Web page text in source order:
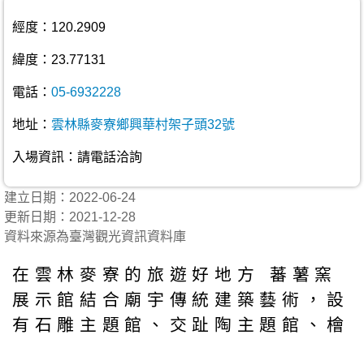
經度：120.2909
緯度：23.77131
電話： 05-6932228
地址： 雲林縣麥寮鄉興華村架子頭32號
入場資訊：請電話洽詢
建立日期：2022-06-24
更新日期：2021-12-28
資料來源為臺灣觀光資訊資料庫
在雲林麥寮的旅遊好地方 蕃薯窯
展示館結合廟宇傳統建築藝術，設
有石雕主題館、交趾陶主題館、檜